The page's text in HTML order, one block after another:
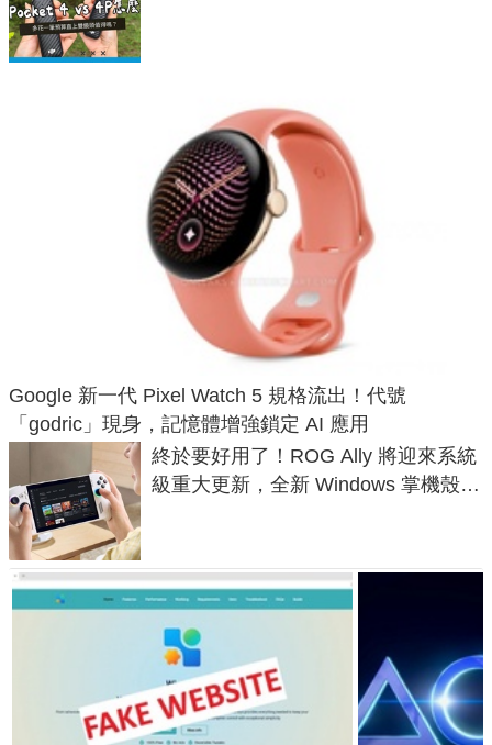
Google 新一代 Pixel Watch 5 規格流出！代號
「godric」現身，記憶體增強鎖定 AI 應用
終於要好用了！ROG Ally 將迎來系統
級重大更新，全新 Windows 掌機殼模